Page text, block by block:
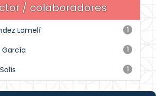
/ colaboradores
1
Lomelí
1
García
1